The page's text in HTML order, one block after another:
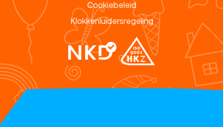
Cookiebeleid
Klokkenluidersregeling